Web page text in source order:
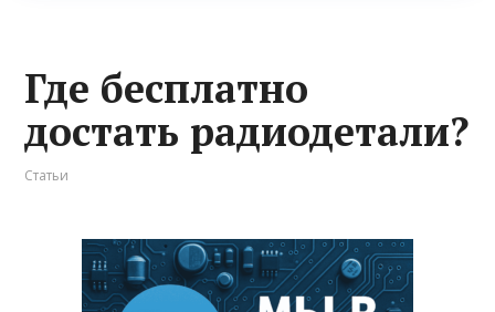
Где бесплатно
достать радиодетали?
Статьи